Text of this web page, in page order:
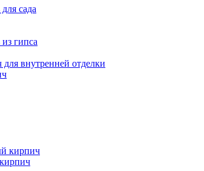
сада
гипса
внутренней отделки
кирпич